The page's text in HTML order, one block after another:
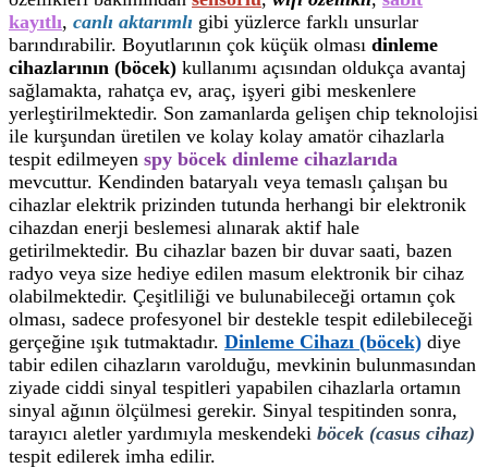
kayıtlı, canlı aktarımlı gibi yüzlerce farklı unsurlar
barındırabilir. Boyutlarının çok küçük olması dinleme
cihazlarının (böcek) kullanımı açısından oldukça avantaj
sağlamakta, rahatça ev, araç, işyeri gibi meskenlere
yerleştirilmektedir. Son zamanlarda gelişen chip teknolojisi
ile kurşundan üretilen ve kolay kolay amatör cihazlarla
tespit edilmeyen spy böcek dinleme cihazlarıda
mevcuttur. Kendinden bataryalı veya temaslı çalışan bu
cihazlar elektrik prizinden tutunda herhangi bir elektronik
cihazdan enerji beslemesi alınarak aktif hale
getirilmektedir. Bu cihazlar bazen bir duvar saati, bazen
radyo veya size hediye edilen masum elektronik bir cihaz
olabilmektedir. Çeşitliliği ve bulunabileceği ortamın çok
olması, sadece profesyonel bir destekle tespit edilebileceği
gerçeğine ışık tutmaktadır. Dinleme Cihazı (böcek) diye
tabir edilen cihazların varolduğu, mevkinin bulunmasından
ziyade ciddi sinyal tespitleri yapabilen cihazlarla ortamın
sinyal ağının ölçülmesi gerekir. Sinyal tespitinden sonra,
tarayıcı aletler yardımıyla meskendeki böcek (casus cihaz)
tespit edilerek imha edilir.